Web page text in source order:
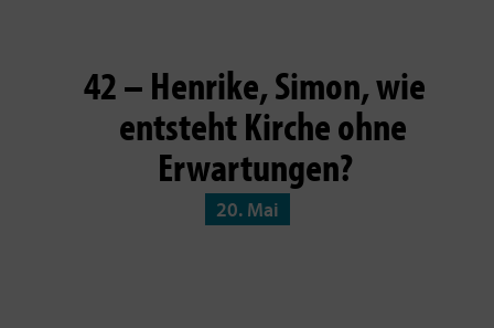
42 – Henrike, Simon, wie
entsteht Kirche ohne
Erwartungen?
20. Mai